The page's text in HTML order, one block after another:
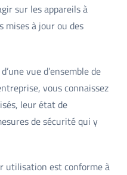
sur les appareils à
mises à jour ou des
vue d’ensemble de
vous connaissez
leur état de
de sécurité qui y
utilisation est conforme à